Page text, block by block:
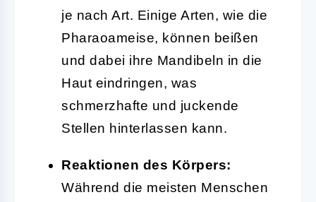
je nach Art. Einige Arten, wie die
Pharaoameise, können beißen
und dabei ihre Mandibeln in die
Haut eindringen, was
schmerzhafte und juckende
Stellen hinterlassen kann.
Reaktionen des Körpers:
Während die meisten Menschen